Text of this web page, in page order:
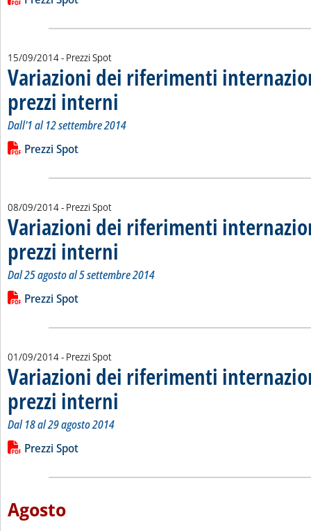
15/09/2014- Prezzi Spot
Variazioni dei riferimenti
prezzi interni
Dall'1 al 12 settembre 2014
Leggi tutta la notizia: 'Variazioni dei riferimenti
Lista allegati PDF alla notizia
Prezzi Spot
08/09/2014- Prezzi Spot
Variazioni dei riferimenti
prezzi interni
Dal 25 agosto al 5 settembre 2014
Leggi tutta la notizia: 'Variazioni dei riferimenti
Lista allegati PDF alla notizia
Prezzi Spot
01/09/2014- Prezzi Spot
Variazioni dei riferimenti
prezzi interni
Dal 18 al 29 agosto 2014
Leggi tutta la notizia: 'Variazioni dei riferimenti
Lista allegati PDF alla notizia
Prezzi Spot
Agosto